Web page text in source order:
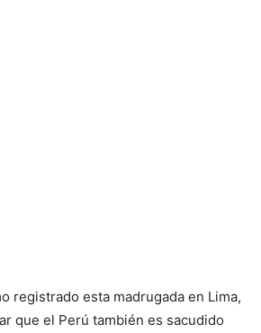
registrado esta madrugada en Lima,
que el Perú también es sacudido